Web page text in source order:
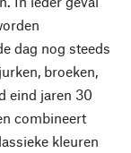
dag nog steeds
broeken,
eind jaren 30
combineert
kleuren